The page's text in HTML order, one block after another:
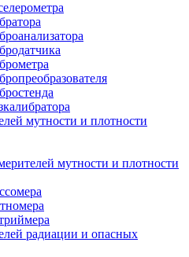
мутности и плотности
мутности и плотности
радиации и опасных